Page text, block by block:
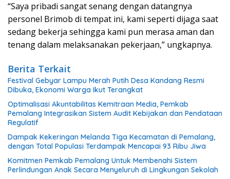
“Saya pribadi sangat senang dengan datangnya
personel Brimob di tempat ini, kami seperti dijaga saat
sedang bekerja sehingga kami pun merasa aman dan
tenang dalam melaksanakan pekerjaan,” ungkapnya.
Berita Terkait
Festival Gebyar Lampu Merah Putih Desa Kandang Resmi
Dibuka, Ekonomi Warga Ikut Terangkat
​Optimalisasi Akuntabilitas Kemitraan Media, Pemkab
Pemalang Integrasikan Sistem Audit Kebijakan dan Pendataan
Regulatif
Dampak Kekeringan Melanda Tiga Kecamatan di Pemalang,
dengan Total Populasi Terdampak Mencapai 93 Ribu Jiwa
Komitmen Pemkab Pemalang Untuk Membenahi Sistem
Perlindungan Anak Secara Menyeluruh di Lingkungan Sekolah